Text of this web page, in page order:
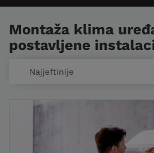
Montaža klima
postavljene